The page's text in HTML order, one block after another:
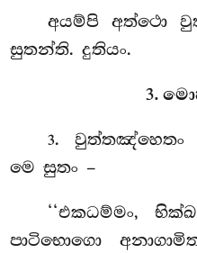
අයම්පි අත්ථො
සුතන්ති. දුතියං.
3.
3. වුත්තඤ්හෙතං
මෙ සුතං –
‘‘එකධම්මං,
පාටිභොගො